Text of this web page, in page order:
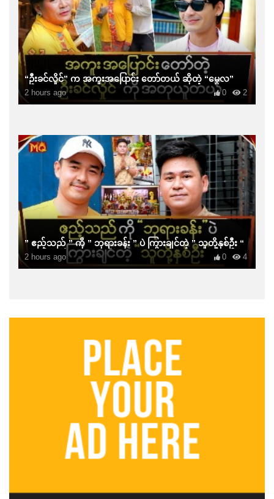
“ဦးခင်လှိုင်” က အကူးအပြောင်း တော်တယ် ဆိုတဲ့ “မွေလ”
2 hours ago 2
0
” ဧည့်သည် ” ကို ” ဘုရားခန်း ” ပဲ ကြွားချင်တဲ့ ” သူတို့နှစ်ဦး “
2 hours ago 4
0